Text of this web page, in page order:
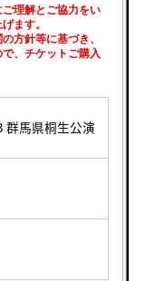
理解とご協力をい
ます。
方針等に基づき、
、チケットご購入
群馬県桐生公演